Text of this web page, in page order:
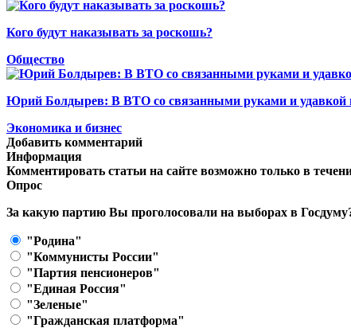
Кого будут наказывать за роскошь?
Общество
Юрий Болдырев: В ВТО со связанными руками и удавкой
Экономика и бизнес
Добавить комментарий
Информация
Комментировать статьи на сайте возможно только в
Опрос
За какую партию Вы проголосовали на выборах в
"Родина"
"Коммунисты России"
"Партия пенсионеров"
"Единая Россия"
"Зеленые"
"Гражданская платформа"